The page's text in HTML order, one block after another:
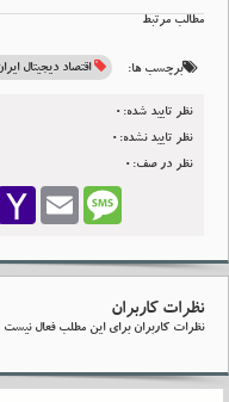
مطالب مرتبط
برچسب ها: اقتصاد دیجیتال ایران
نظر تایید شده:0
نظر تایید نشده:0
نظر در صف:0
Yahoo
Email Message
نظرات کاربران
نظرات کاربران برای این مطلب فعال نیست